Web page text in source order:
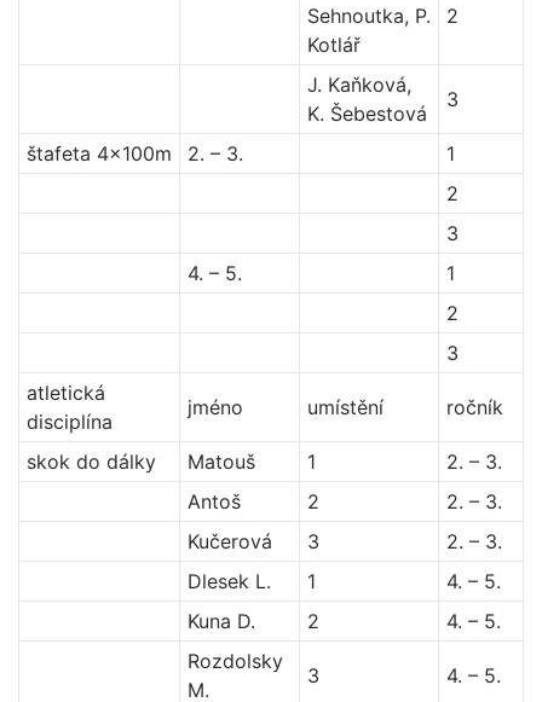
Sehnoutka, P.
Kotlář
2
J. Kaňková,
K. Šebestová
3
štafeta 4x100m 2. – 3.
1
2
3
4. – 5.
1
2
3
atletická
disciplína
jméno umístění ročník
skok do dálky Matouš 1
2. – 3.
Antoš
2
2. – 3.
Kučerová
3
2. – 3.
Dlesek L.
1
4. – 5.
Kuna D.
2
4. – 5.
Rozdolsky
M.
3 4. – 5.